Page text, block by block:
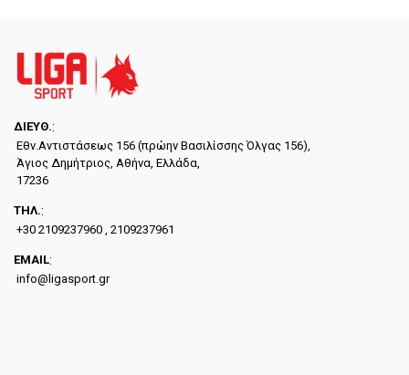
ΔΙΕYΘ.:
Εθν.Αντιστάσεως 156 (πρώην Βασιλίσσης Όλγας 156),
Άγιος Δημήτριος, Αθήνα, Ελλάδα,
17236
ΤΗΛ.:
+30 2109237960 , 2109237961
EMAIL:
info@ligasport.gr